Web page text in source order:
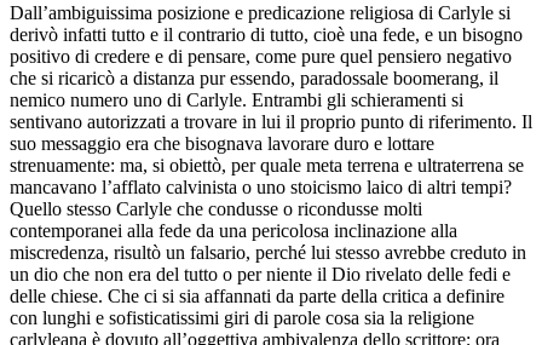
Dall’ambiguissima posizione e predicazione religiosa di Carlyle si
derivò infatti tutto e il contrario di tutto, cioè una fede, e un bisogno
positivo di credere e di pensare, come pure quel pensiero negativo
che si ricaricò a distanza pur essendo, paradossale boomerang, il
nemico numero uno di Carlyle. Entrambi gli schieramenti si
sentivano autorizzati a trovare in lui il proprio punto di riferimento. Il
suo messaggio era che bisognava lavorare duro e lottare
strenuamente: ma, si obiettò, per quale meta terrena e ultraterrena se
mancavano l’afflato calvinista o uno stoicismo laico di altri tempi?
Quello stesso Carlyle che condusse o ricondusse molti
contemporanei alla fede da una pericolosa inclinazione alla
miscredenza, risultò un falsario, perché lui stesso avrebbe creduto in
un dio che non era del tutto o per niente il Dio rivelato delle fedi e
delle chiese. Che ci si sia affannati da parte della critica a definire
con lunghi e sofisticatissimi giri di parole cosa sia la religione
carlyleana è dovuto all’oggettiva ambivalenza dello scrittore; ora